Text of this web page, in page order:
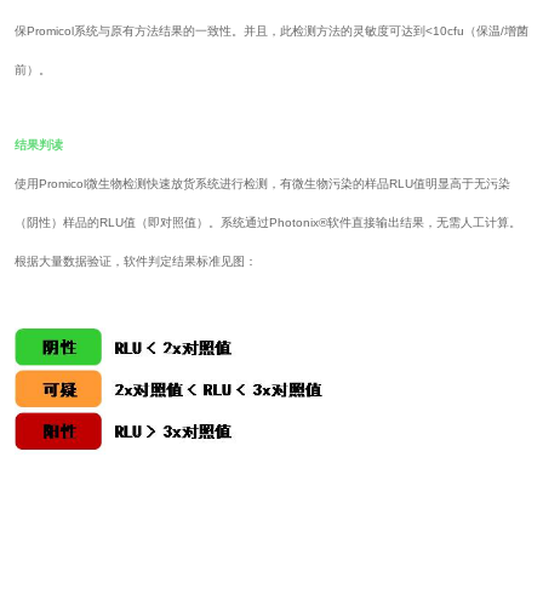
保Promicol系统与原有方法结果的一致性。并且，此检测方法的灵敏度可达到<10cfu（保温/增菌
前）。
结果判读
使用Promicol微生物检测快速放货系统进行检测，有微生物污染的样品RLU值明显高于无污染
（阴性）样品的RLU值（即对照值）。系统通过Photonix®软件直接输出结果，无需人工计算。
根据大量数据验证，软件判定结果标准见图：